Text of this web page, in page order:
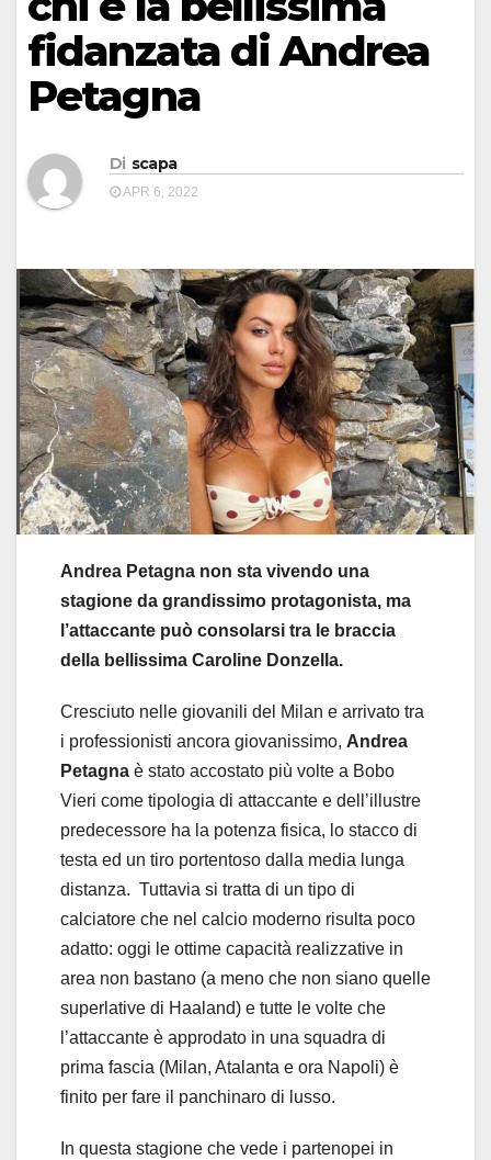
fidanzata di Andrea
Petagna
Di scapa
APR 6, 2022
Andrea Petagna non sta vivendo una
stagione da grandissimo protagonista, ma
l’attaccante può consolarsi tra le braccia
della bellissima Caroline Donzella.
Cresciuto nelle giovanili del Milan e arrivato tra
i professionisti ancora giovanissimo, Andrea
Petagna è stato accostato più volte a Bobo
Vieri come tipologia di attaccante e dell’illustre
predecessore ha la potenza fisica, lo stacco di
testa ed un tiro portentoso dalla media lunga
distanza. Tuttavia si tratta di un tipo di
calciatore che nel calcio moderno risulta poco
adatto: oggi le ottime capacità realizzative in
area non bastano (a meno che non siano quelle
superlative di Haaland) e tutte le volte che
l’attaccante è approdato in una squadra di
prima fascia (Milan, Atalanta e ora Napoli) è
finito per fare il panchinaro di lusso.
In questa stagione che vede i partenopei in